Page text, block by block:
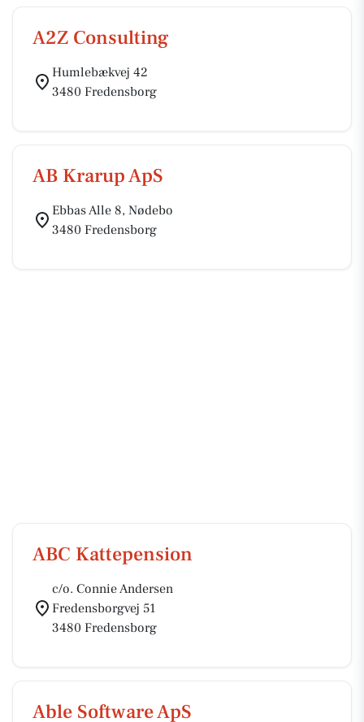
A2Z Consulting
Humlebækvej 42
3480 Fredensborg
AB Krarup ApS
Ebbas Alle 8, Nødebo
3480 Fredensborg
ABC Kattepension
c/o. Connie Andersen
Fredensborgvej 51
3480 Fredensborg
Able Software ApS